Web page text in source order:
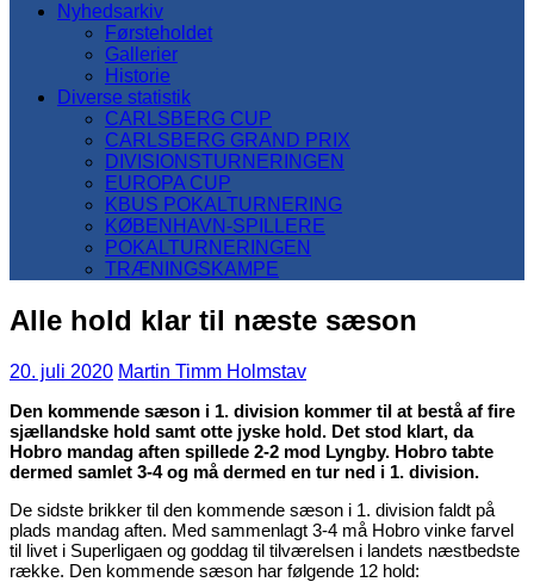
Nyhedsarkiv
Førsteholdet
Gallerier
Historie
Diverse statistik
CARLSBERG CUP
CARLSBERG GRAND PRIX
DIVISIONSTURNERINGEN
EUROPA CUP
KBUS POKALTURNERING
KØBENHAVN-SPILLERE
POKALTURNERINGEN
TRÆNINGSKAMPE
Alle hold klar til næste sæson
20. juli 2020 Martin Timm Holmstav
Den kommende sæson i 1. division kommer til at bestå af fire
sjællandske hold samt otte jyske hold. Det stod klart, da
Hobro mandag aften spillede 2-2 mod Lyngby. Hobro tabte
dermed samlet 3-4 og må dermed en tur ned i 1. division.
De sidste brikker til den kommende sæson i 1. division faldt på
plads mandag aften. Med sammenlagt 3-4 må Hobro vinke farvel
til livet i Superligaen og goddag til tilværelsen i landets næstbedste
række. Den kommende sæson har følgende 12 hold: